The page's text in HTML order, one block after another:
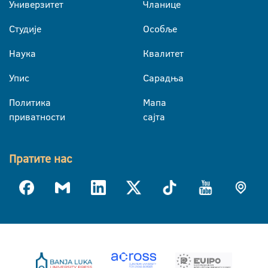
Универзитет
Студије
Наука
Упис
Политика
приватности
Чланице
Особље
Квалитет
Сарадња
Мапа
сајта
Пратите нас